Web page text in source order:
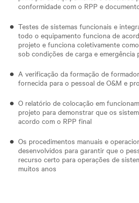
conformidade com o RPP e
Testes de sistemas funcionais e
todo o equipamento funciona de
projeto e funciona coletivamente
sob condições de carga e emergência
A verificação da formação de
fornecida para o pessoal de O&M e
O relatório de colocação em
projeto para demonstrar que os
acordo com o RPP final
Os procedimentos manuais e
desenvolvidos para garantir que o
recurso certo para operações de
muitos anos